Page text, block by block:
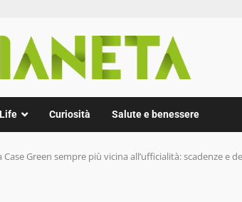
Curiosità Salute e benessere
Case Green sempre più vicina all’ufficialità: scadenze e